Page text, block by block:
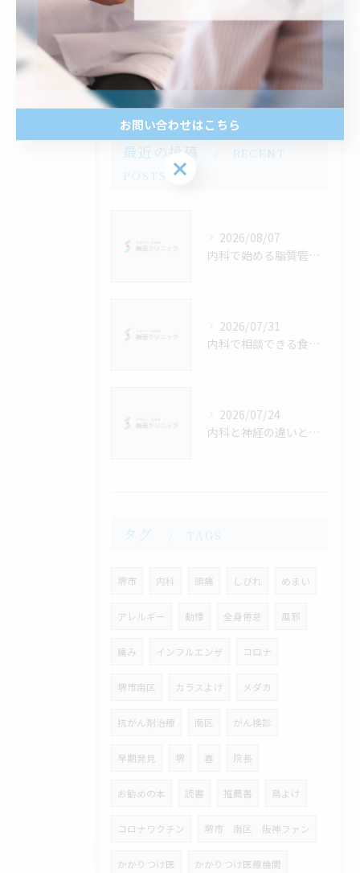
日頃の健康管理
脳神経内科
賢い患者とは
最近の投稿
RECENT
POSTS
2026/08/07
内科で始める脂質管理の基本とLDL・中性脂肪改善のための実践ガイド
2026/07/31
内科で相談できる食物繊維活用と大阪府堺市の便通改善サポート方法
2026/07/24
内科と神経の違いと症状別に選ぶ正しい受診ガイド
タグ TAGS
堺市 内科 頭痛 しびれ めまい
アレルギー 動悸 全身倦怠 風邪
痛み インフルエンザ コロナ
堺市南区 カラスよけ メダカ
抗がん剤治療 南区 がん検診
早期発見 堺 春 院長
お勧めの本 読書 推薦書 鳥よけ
コロナワクチン 堺市 南区 阪神ファン
かかりつけ医 かかりつけ医療機関
お問い合わせはこちら
お問い合わせはこちら